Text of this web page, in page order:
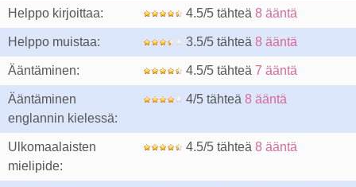
Helppo kirjoittaa: 4.5/5 tähteä 8 ääntä
Helppo muistaa: 3.5/5 tähteä 8 ääntä
Ääntäminen: 4.5/5 tähteä 7 ääntä
Ääntäminen
englannin kielessä:
4/5 tähteä 8 ääntä
Ulkomaalaisten
mielipide:
4.5/5 tähteä 8 ääntä